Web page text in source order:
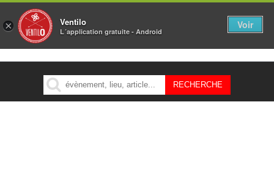
MENU
× Ventilo
L´application gratuite - Android
Voir